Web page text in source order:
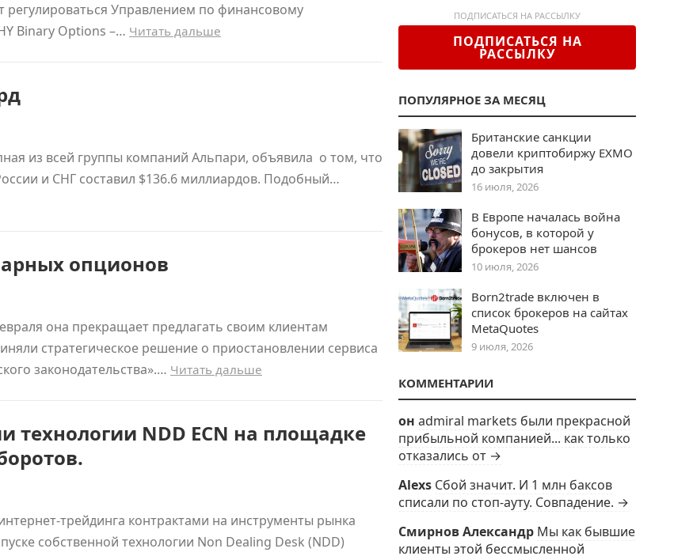
регулироваться Управлением по финансовому
Binary Options –… Читать дальше
из всей группы компаний Альпари, объявила о том, что
и СНГ составил $136.6 миллиардов. Подобный…
опционов
она прекращает предлагать своим клиентам
стратегическое решение о приостановлении сервиса
законодательства».… Читать дальше
технологии NDD ECN на площадке
трейдинга контрактами на инструменты рынка
собственной технологии Non Dealing Desk (NDD)
ПОДПИСАТЬСЯ НА РАССЫЛКУ
ПОДПИСАТЬСЯ НА
РАССЫЛКУ
ПОПУЛЯРНОЕ ЗА МЕСЯЦ
Британские санкции
довели криптобиржу EXMO
до закрытия
16 июля, 2026
В Европе началась война
бонусов, в которой у
брокеров нет шансов
10 июля, 2026
Born2trade включен в
список брокеров на сайтах
MetaQuotes
9 июля, 2026
КОММЕНТАРИИ
он admiral markets были прекрасной
прибыльной компанией... как только
отказались от →
Alexs Сбой значит. И 1 млн баксов
списали по стоп-ауту. Совпадение. →
Смирнов Александр Мы как бывшие
клиенты этой бессмысленной